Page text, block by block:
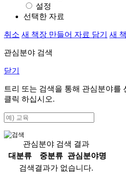
설정
선택한 자료
취소 새 책장 만들어 자료 담기 새
관심분야 검색
닫기
트리 또는 검색을 통해 관심분야를
클릭 하십시오.
관심분야 검색 결과
대분류
중분류
관심분야명
검색결과가 없습니다.